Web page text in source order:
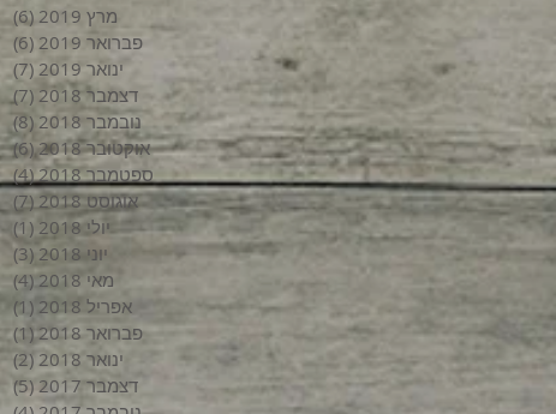
מרץ 2019
(6)
6 פוסטים
פברואר 2019
(6)
ינואר 2019
(7)
דצמבר 2018
(7)
נובמבר 2018
(8)
8 פוסטים
אוקטובר 2018
(6)
6 פוסטים
ספטמבר 2018
(4)
4 פוסטים
אוגוסט 2018
(7)
7 פוסטים
יולי 2018
(1)
יוני 2018
(3)
מאי 2018
(4)
אפריל 2018
(1)
פברואר 2018
(1)
ינואר 2018
(2)
2 פוסטים
דצמבר 2017
(5)
5 פוסטים